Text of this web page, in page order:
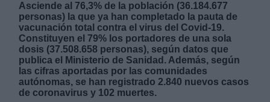
Asciende al 76,3% de la población (36.184.677
personas) la que ya han completado la pauta de
vacunación total contra el virus del Covid-19.
Constituyen el 79% los portadores de una sola
dosis (37.508.658 personas), según datos que
publica el Ministerio de Sanidad. Además, según
las cifras aportadas por las comunidades
autónomas, se han registrado 2.840 nuevos casos
de coronavirus y 102 muertes.
Destinatarios: